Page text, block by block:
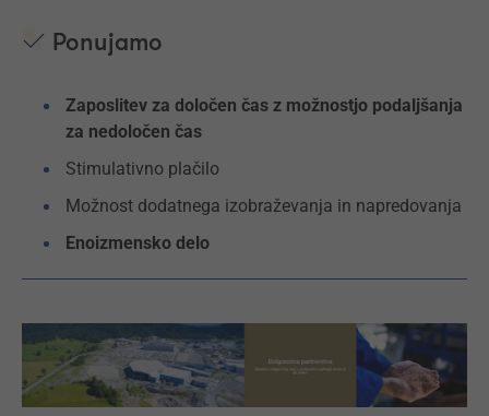
Ponujamo
Zaposlitev za določen čas z možnostjo podaljšanja
za nedoločen čas
Stimulativno plačilo
Možnost dodatnega izobraževanja in napredovanja
Enoizmensko delo